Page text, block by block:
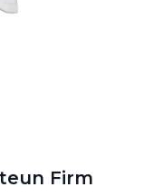
Firm